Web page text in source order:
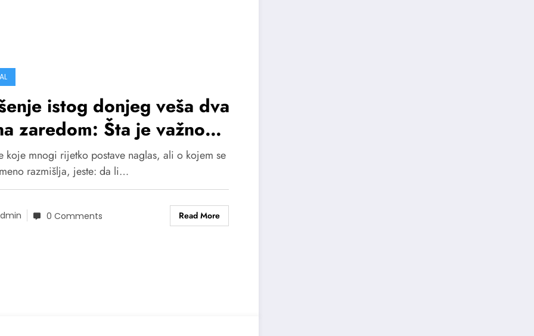
istog donjeg veša dva
zaredom: Šta je važno
o higijeni i udobnosti?
koje mnogi rijetko postave naglas, ali o kojem se
razmišlja, jeste: da li…
0 Comments Read More